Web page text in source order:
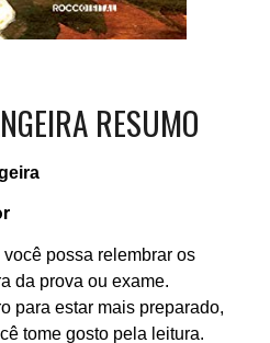
RESUMO
possa relembrar os
da prova ou exame.
para estar mais preparado,
tome gosto pela leitura.